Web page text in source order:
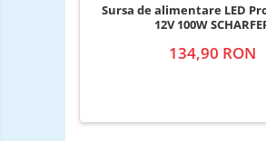
Sursa de alimentare LED
12V 100W
134,90 RON